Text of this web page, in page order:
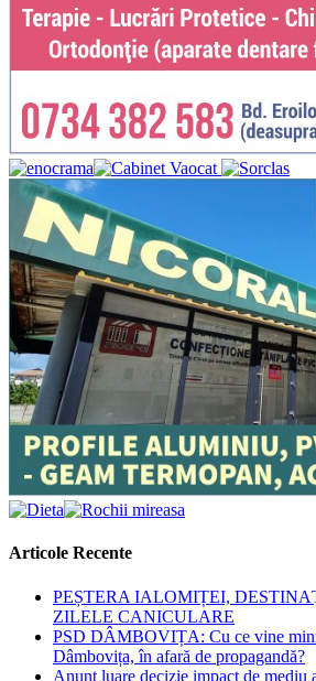
Articole Recente
PEȘTERA IALOMIȚEI,
ZILELE CANICULARE
PSD DÂMBOVIȚA: Cu ce vine
Dâmbovița, în afară de propagandă?
Anunț luare decizie impact de mediu